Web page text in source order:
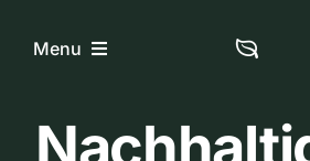
InhaltMenu
Home